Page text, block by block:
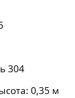
304
0,35 м